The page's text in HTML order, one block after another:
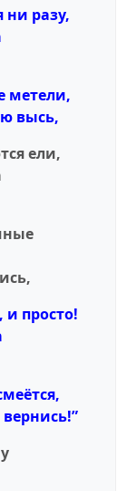
ни разу,
метели,
высь,
ели,
и просто!